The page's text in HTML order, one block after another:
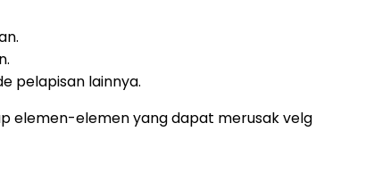
pelapisan lainnya.
elemen-elemen yang dapat merusak velg